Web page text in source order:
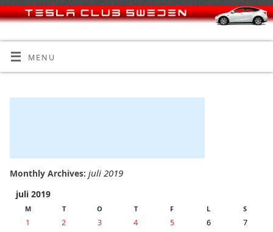
MENU
Monthly Archives: juli 2019
juli 2019
M T O T F L S
1 2 3 4 5 6
7